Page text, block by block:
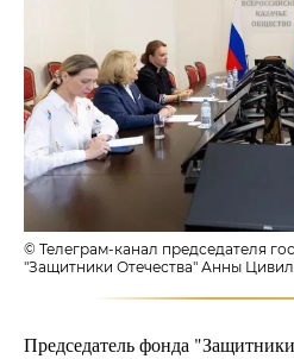
© Телеграм-канал председателя
"Защитники Отечества" Анны
Председатель фонда